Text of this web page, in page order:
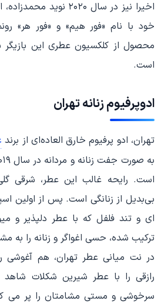
اخیرا نیز در سال ۲۰۲۰
محصول از کلکسیون عطری این بازیگر
است.
ادوپرفیوم زنانه تهران
تهران، ادو پرفیوم خارق‌ العاده‌ای از برند
است. رایحه غالب این عطر، شرقی
بی‌بدیل از زنانگی است. پس از اولین
ای و تند فلفل که با عطر دلپذیر و
ترکیب شده، حسی اغواگر و زنانه را به
در نت میانی عطر تهران، هم آغوشی
رازقی را با عطر شیرین شکلات
سرخوشی و مستی مشامتان را پر می‌